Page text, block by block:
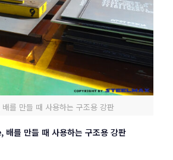
를 만들 때 사용하는 구조용 강판
를 만들 때 사용하는 구조용 강판